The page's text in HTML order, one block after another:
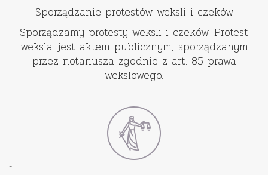
Sporządzanie protestów weksli i czeków
Sporządzamy protesty weksli i czeków. Protest
weksla jest aktem publicznym, sporządzanym
przez notariusza zgodnie z art. 85 prawa
wekslowego.
-